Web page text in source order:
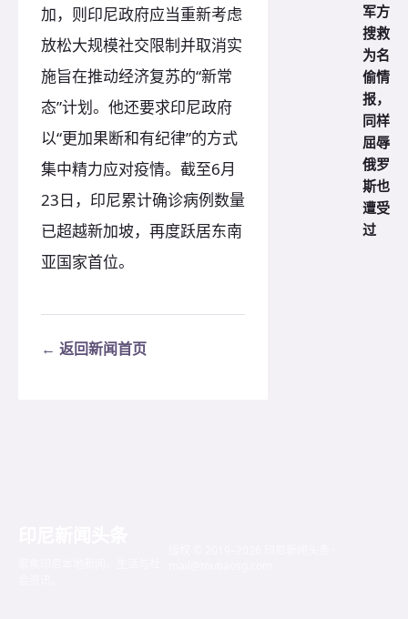
加，则印尼政府应当重新考虑
放松大规模社交限制并取消实
施旨在推动经济复苏的“新常
态”计划。他还要求印尼政府
以“更加果断和有纪律”的方式
集中精力应对疫情。截至6月
23日，印尼累计确诊病例数量
已超越新加坡，再度跃居东南
亚国家首位。
← 返回新闻首页
军方
搜救
为名
偷情
报，
同样
屈辱
俄罗
斯也
遭受
过